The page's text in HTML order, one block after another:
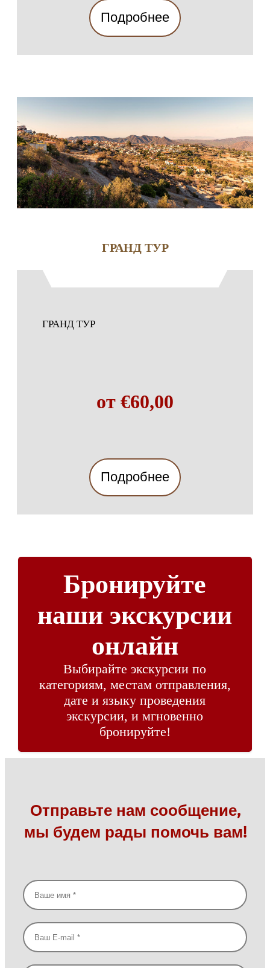
Подробнее
ГРАНД ТУР
ГРАНД ТУР
от €60,00
Подробнее
Бронируйте
наши экскурсии
онлайн
Выбирайте экскурсии по
категориям, местам отправления,
дате и языку проведения
экскурсии, и мгновенно
бронируйте!
Отправьте нам сообщение,
мы будем рады помочь вам!